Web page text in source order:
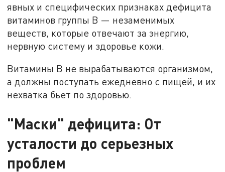
явных и специфических признаках дефицита
витаминов группы B — незаменимых
веществ, которые отвечают за энергию,
нервную систему и здоровье кожи.
Витамины B не вырабатываются организмом,
а должны поступать ежедневно с пищей, и их
нехватка бьет по здоровью.
"Маски" дефицита: От
усталости до серьезных
проблем